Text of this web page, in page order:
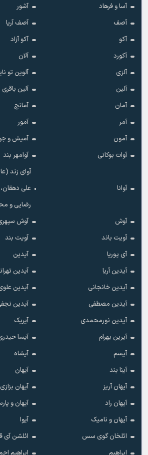
آسا و فرهاد
آشور
آصف
آصف آریا
آکو
آکو آزاد
آکورد
آلان
آلزی
آلوین تو
آلین
آلین باقری
آمان
آمانج
آمر
آمور
آمون
آمیش و
آوات بوکانی
آوامهر بند
آوانا
آوای زند
علی
رضایی و
آوش
آوش
آویت باند
آویت بند
آی پوریا
آیدین
آیدین آریا
آیدین
آیدین خانجانی
آیدین
آیدین مصطفی
آیدین
آیدین نورمحمدی
آیریک
آیرین بهرام
آیسا
آیسم
آیشاه
آینا بند
آیهان
آیهان آریز
آیهان بزازی
آیهان راد
آیهان و
آیهان و نامیک
آیوا
ائلخان گوی سس
ائلشن آی